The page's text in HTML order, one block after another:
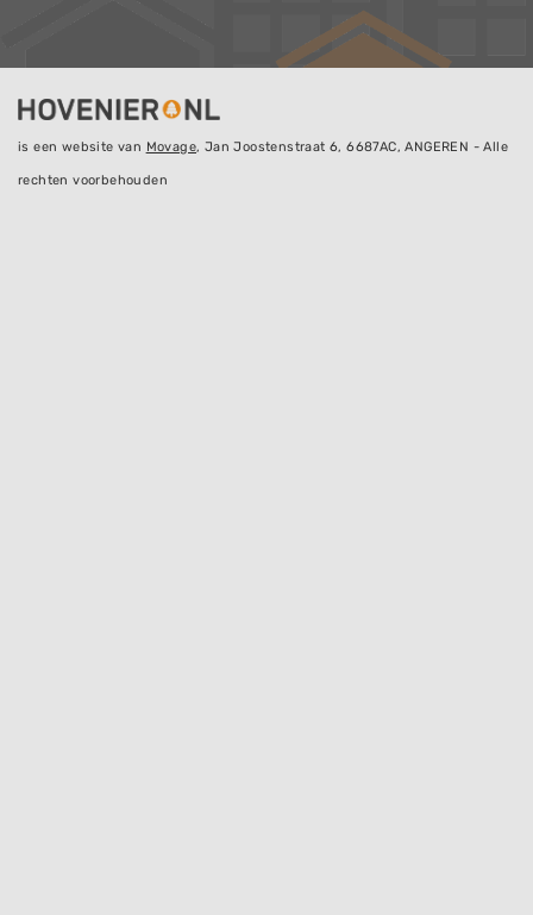
is een website van Movage, Jan Joostenstraat 6, 6687AC, ANGEREN - Alle
rechten voorbehouden